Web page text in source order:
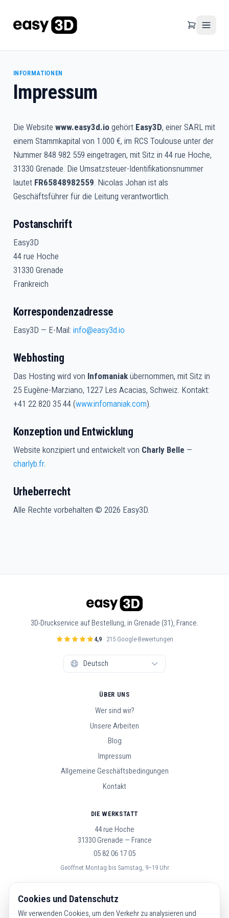
INFORMATIONEN
Impressum
Die Website www.easy3d.iogehört Easy3D, einer SARL mit
einem Stammkapital von 1.000 €, im RCS Toulouse unter der
Nummer 848 982 559 eingetragen, mit Sitz in 44 rue Hoche,
31330 Grenade. Die Umsatzsteuer-Identifikationsnummer
lautet FR65848982559. Nicolas Johan ist als
Geschäftsführer für die Leitung verantwortlich.
Postanschrift
Easy3D
44 rue Hoche
31330 Grenade
Frankreich
Korrespondenzadresse
Easy3D — E-Mail: info@easy3d.io
Webhosting
Das Hosting wird von Infomaniakübernommen, mit Sitz in
25 Eugène-Marziano, 1227 Les Acacias, Schweiz. Kontakt:
+41 22 820 35 44 (www.infomaniak.com).
Konzeption und Entwicklung
Website konzipiert und entwickelt von Charly Belle —
charlyb.fr.
Urheberrecht
Alle Rechte vorbehalten © 2026 Easy3D.
3D-Druckservice auf Bestellung, in Grenade (31), France.
4,9· 215 Google-Bewertungen
ÜBER UNS
Wer sind wir?
Unsere Arbeiten
Blog
Impressum
Allgemeine Geschäftsbedingungen
Kontakt
DIE WERKSTATT
44 rue Hoche
31330 Grenade — France
05 82 06 17 05
Geöffnet Montag bis Samstag, 9–19 Uhr
FOLGE UNS
Cookies und Datenschutz
Wir verwenden Cookies, um den Verkehr zu analysieren und